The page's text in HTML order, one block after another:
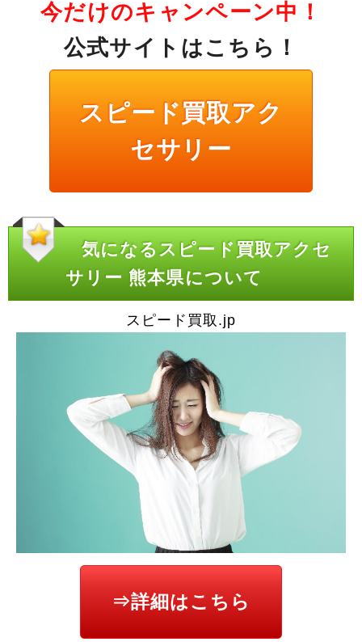
今だけのキャンペーン中！
公式サイトはこちら！
スピード買取アク
セサリー
気になるスピード買取アクセ
サリー 熊本県について
スピード買取.jp
⇒詳細はこちら